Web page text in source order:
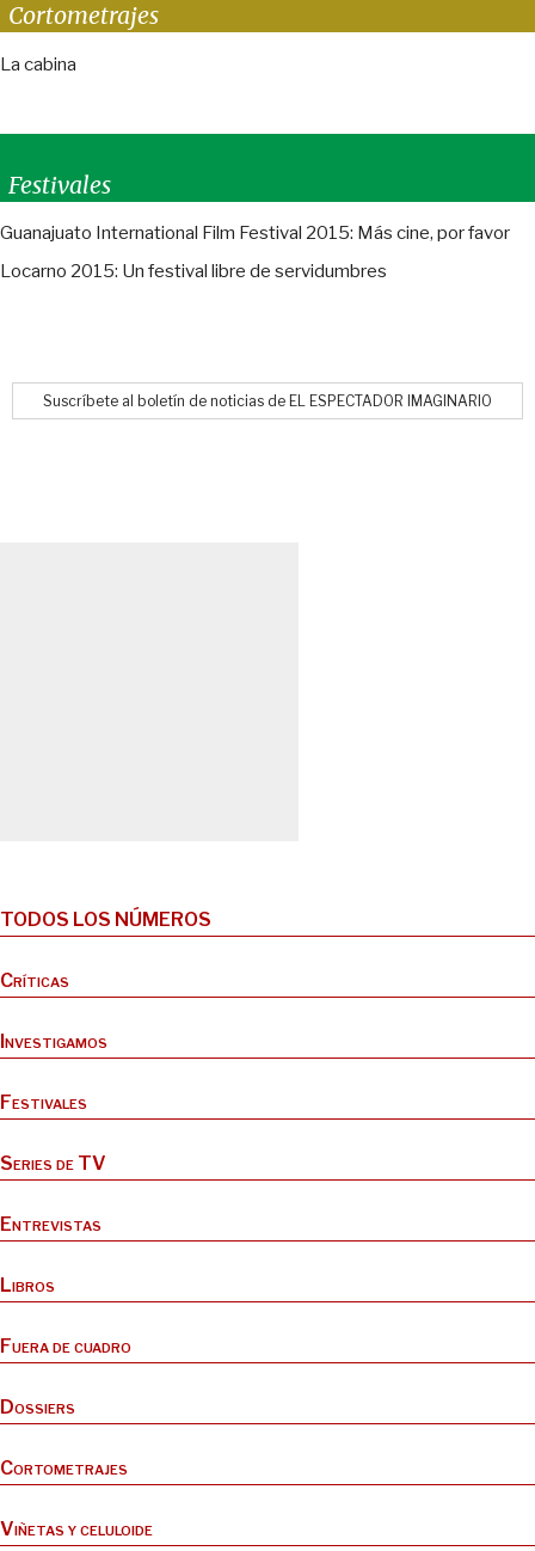
Cortometrajes
La cabina
Festivales
Guanajuato International Film Festival 2015: Más cine, por favor
Locarno 2015: Un festival libre de servidumbres
Suscríbete al boletín de noticias de EL ESPECTADOR IMAGINARIO
TODOS LOS NÚMEROS
Críticas
Investigamos
Festivales
Series de TV
Entrevistas
Libros
Fuera de cuadro
Dossiers
Cortometrajes
Viñetas y celuloide